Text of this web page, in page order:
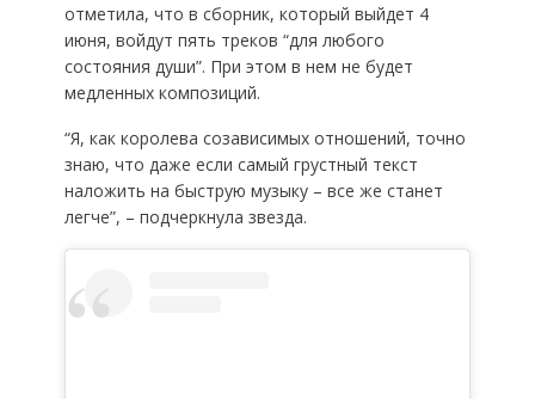
отметила, что в сборник, который выйдет 4
июня, войдут пять треков “для любого
состояния души”. При этом в нем не будет
медленных композиций.
“Я, как королева созависимых отношений, точно
знаю, что даже если самый грустный текст
наложить на быструю музыку – все же станет
легче”, – подчеркнула звезда.